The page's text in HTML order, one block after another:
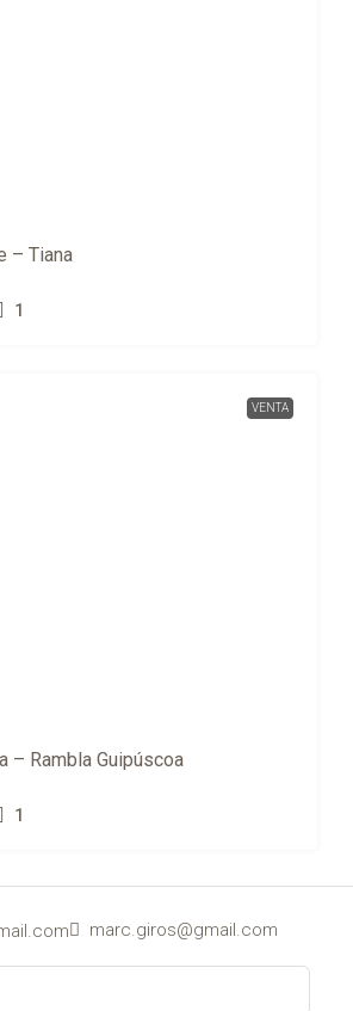
– Tiana
1
VENTA
– Rambla Guipúscoa
1
marc.giros@gmail.com